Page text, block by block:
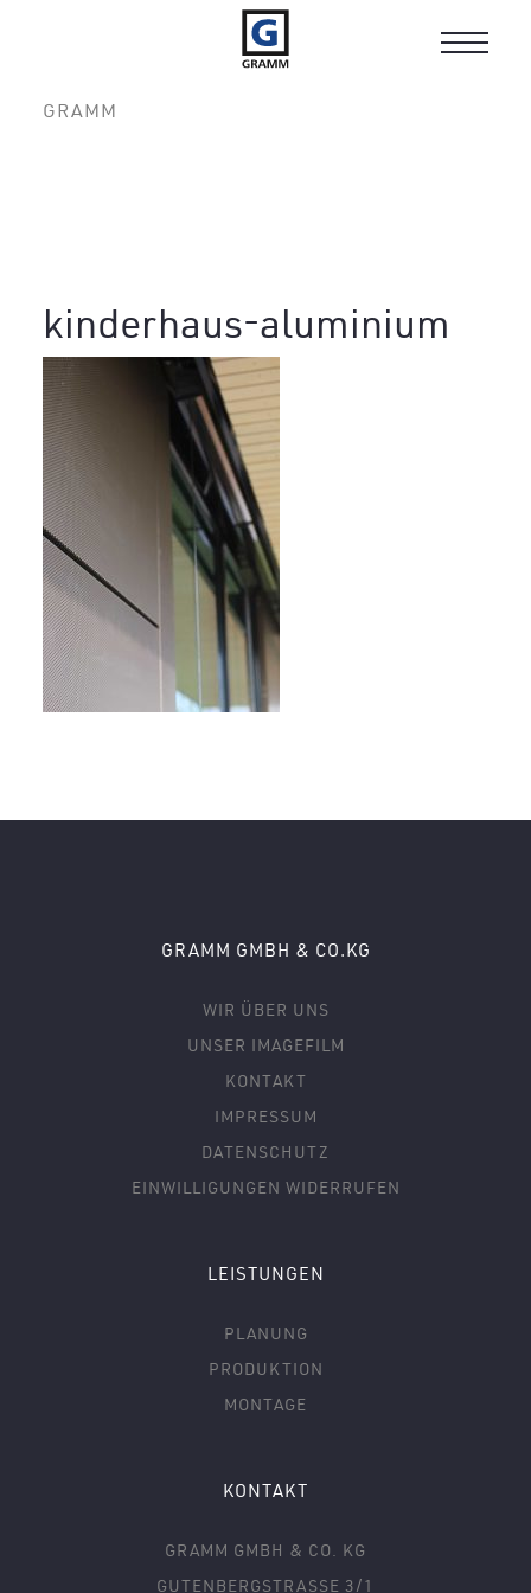
Toggle
GRAMM
kinderhaus-aluminium
GRAMM GMBH & CO.KG
WIR ÜBER UNS
UNSER IMAGEFILM
KONTAKT
IMPRESSUM
DATENSCHUTZ
EINWILLIGUNGEN WIDERRUFEN
LEISTUNGEN
PLANUNG
PRODUKTION
MONTAGE
KONTAKT
GRAMM GMBH & CO. KG
GUTENBERGSTRASSE 3/1